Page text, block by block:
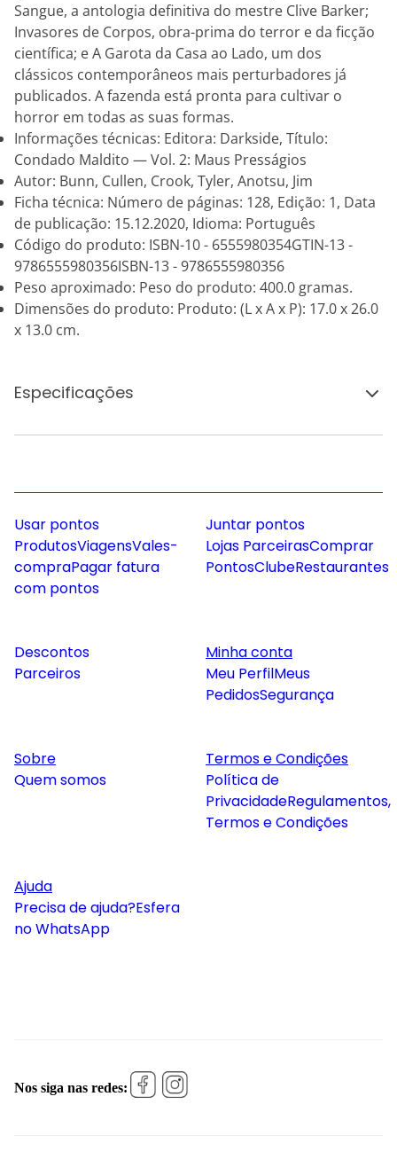
Sangue, a antologia definitiva do mestre Clive Barker;
Invasores de Corpos, obra-prima do terror e da ficção
científica; e A Garota da Casa ao Lado, um dos
clássicos contemporâneos mais perturbadores já
publicados. A fazenda está pronta para cultivar o
horror em todas as suas formas.
Informações técnicas: Editora: Darkside, Título:
Condado Maldito — Vol. 2: Maus Presságios
Autor: Bunn, Cullen, Crook, Tyler, Anotsu, Jim
Ficha técnica: Número de páginas: 128, Edição: 1, Data
de publicação: 15.12.2020, Idioma: Português
Código do produto: ISBN-10 - 6555980354GTIN-13 -
9786555980356ISBN-13 - 9786555980356
Peso aproximado: Peso do produto: 400.0 gramas.
Dimensões do produto: Produto: (L x A x P): 17.0 x 26.0
x 13.0 cm.
Especificações
Usar pontos
ProdutosViagensVales-
compraPagar fatura
com pontos
Juntar pontos
Lojas ParceirasComprar
PontosClubeRestaurantes
Descontos
Parceiros
Minha conta
Meu PerfilMeus
PedidosSegurança
Sobre
Quem somos
Termos e Condições
Política de
PrivacidadeRegulamentos,
Termos e Condições
Ajuda
Precisa de ajuda?Esfera
no WhatsApp
Nos siga nas redes: